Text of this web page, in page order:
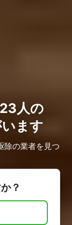
人の
ます
除の業者を見つ
？